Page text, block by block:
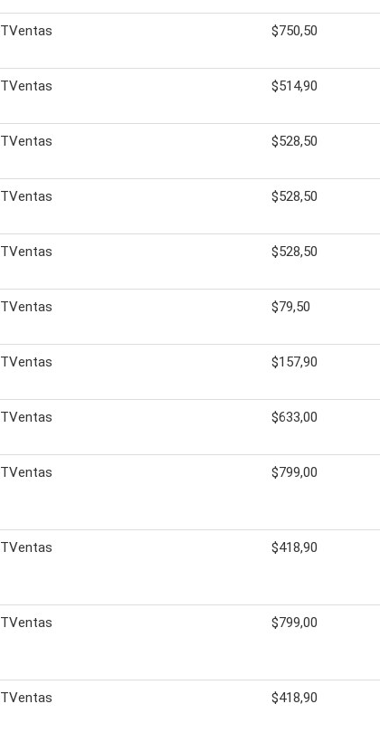
TVentas $750,50
TVentas $514,90
TVentas $528,50
TVentas $528,50
TVentas $528,50
TVentas $79,50
TVentas $157,90
TVentas $633,00
TVentas $799,00
TVentas $418,90
TVentas $799,00
TVentas $418,90